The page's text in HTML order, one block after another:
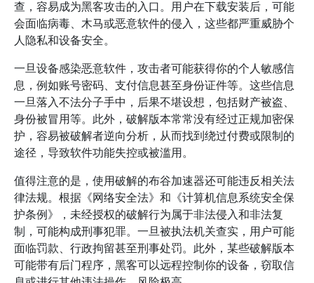
查，容易成为黑客攻击的入口。用户在下载安装后，可能
会面临病毒、木马或恶意软件的侵入，这些都严重威胁个
人隐私和设备安全。
一旦设备感染恶意软件，攻击者可能获得你的个人敏感信
息，例如账号密码、支付信息甚至身份证件等。这些信息
一旦落入不法分子手中，后果不堪设想，包括财产被盗、
身份被冒用等。此外，破解版本常常没有经过正规加密保
护，容易被破解者逆向分析，从而找到绕过付费或限制的
途径，导致软件功能失控或被滥用。
值得注意的是，使用破解的布谷加速器还可能违反相关法
律法规。根据《网络安全法》和《计算机信息系统安全保
护条例》，未经授权的破解行为属于非法侵入和非法复
制，可能构成刑事犯罪。一旦被执法机关查实，用户可能
面临罚款、行政拘留甚至刑事处罚。此外，某些破解版本
可能带有后门程序，黑客可以远程控制你的设备，窃取信